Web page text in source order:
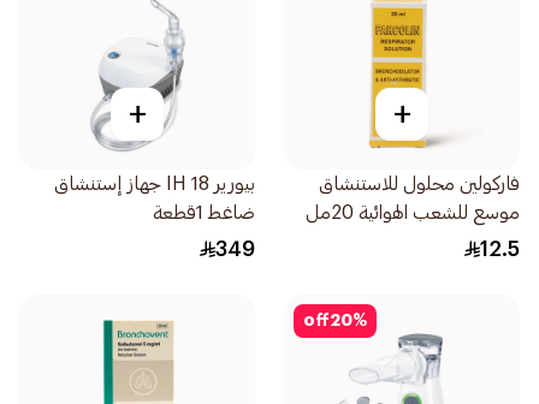
+
فاركولين محلول للاستنشاق
موسع للشعب الهوائية 20مل
12.5
+
بيورير IH 18 جهاز إستنشاق
ضاغط 1قطعة
349
20%
off